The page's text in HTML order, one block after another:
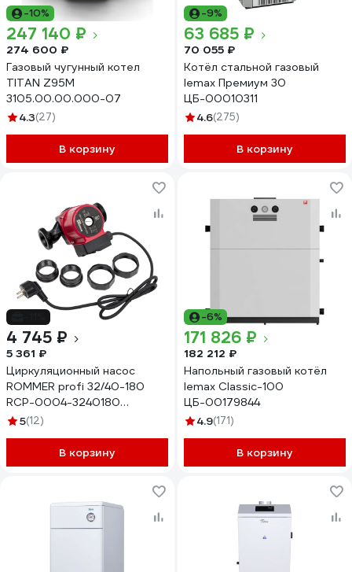
-10%
247 140 ₽
274 600 ₽
Газовый чугунный котел
TITAN Z95M
3105.00.00.000-07
4.3(27)
В корзину
-9%
63 685 ₽
70 055 ₽
Котёл стальной газовый
lemax Премиум 30
ЦБ-00010311
4.6(275)
В корзину
4 745 ₽
5 361 ₽
Циркуляционный насос
ROMMER profi 32/40-180
RCP-0004-3240180
RG0091N6E5P3UI
5(12)
В корзину
-6%
171 826 ₽
182 212 ₽
Напольный газовый котёл
lemax Classic-100
ЦБ-00179844
4.9(171)
В корзину